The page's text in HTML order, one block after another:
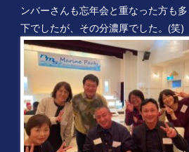
ンバーさんも忘年会と重なった方も
下でしたが、その分濃厚でした。(笑)